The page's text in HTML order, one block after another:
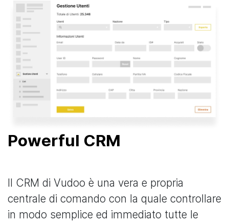
Powerful CRM
Il CRM di Vudoo è una vera e propria
centrale di comando con la quale controllare
in modo semplice ed immediato tutte le